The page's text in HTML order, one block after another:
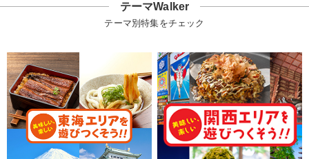
テーマWalker
テーマ別特集をチェック